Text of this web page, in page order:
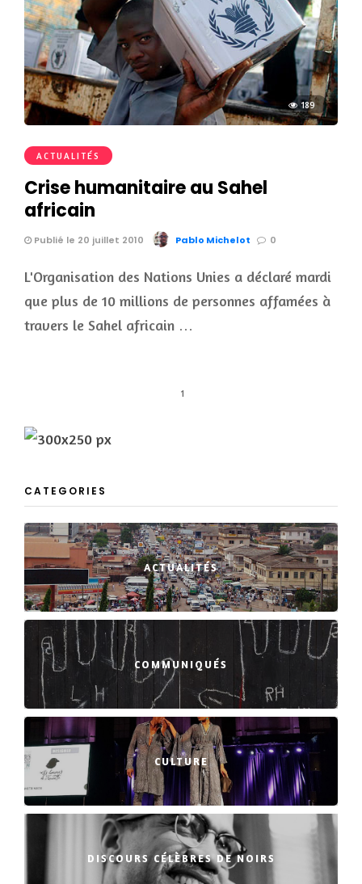
189
ACTUALITÉS
Crise humanitaire au Sahel
africain
Publié le 20 juillet 2010 Pablo Michelot 0
L'Organisation des Nations Unies a déclaré mardi
que plus de 10 millions de personnes affamées à
travers le Sahel africain …
1
CATEGORIES
ACTUALITÉS
COMMUNIQUÉS
CULTURE
DISCOURS CÉLÈBRES DE NOIRS